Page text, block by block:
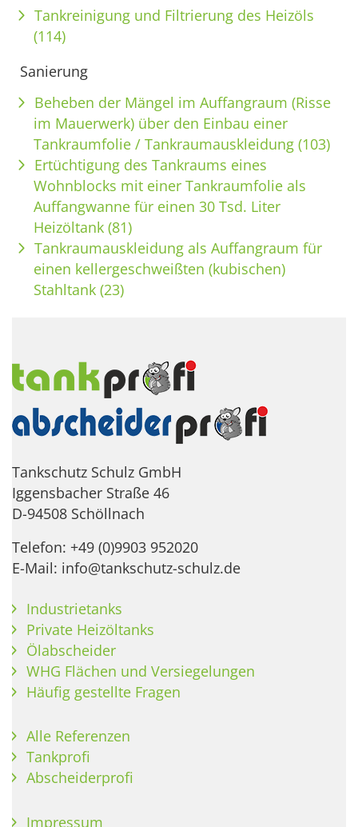
Tankreinigung und Filtrierung des Heizöls
(114)
Sanierung
Beheben der Mängel im Auffangraum (Risse
im Mauerwerk) über den Einbau einer
Tankraumfolie / Tankraumauskleidung (103)
Ertüchtigung des Tankraums eines
Wohnblocks mit einer Tankraumfolie als
Auffangwanne für einen 30 Tsd. Liter
Heizöltank (81)
Tankraumauskleidung als Auffangraum für
einen kellergeschweißten (kubischen)
Stahltank (23)
Tankschutz Schulz GmbH
Iggensbacher Straße 46
D-94508 Schöllnach
Telefon: +49 (0)9903 952020
E-Mail: info@tankschutz-schulz.de
Industrietanks
Private Heizöltanks
Ölabscheider
WHG Flächen und Versiegelungen
Häufig gestellte Fragen
Alle Referenzen
Tankprofi
Abscheiderprofi
Impressum